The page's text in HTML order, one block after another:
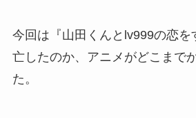
今回は『山田くんとlv999の恋を
亡したのか、アニメがどこまで
た。